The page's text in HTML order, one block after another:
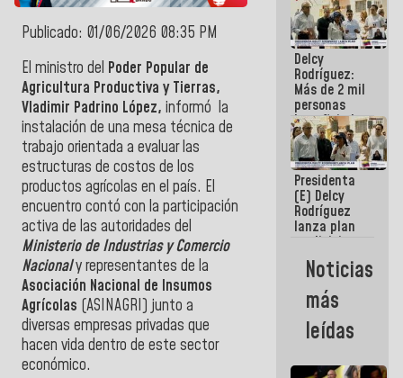
Publicado: 01/06/2026 08:35 PM
El ministro del Poder Popular de
Agricultura Productiva y Tierras,
Vladimir Padrino López, informó la
instalación de una mesa técnica de
trabajo orientada a evaluar las
estructuras de costos de los
productos agrícolas en el país. El
encuentro contó con la participación
activa de las autoridades del
Ministerio de Industrias y Comercio
Nacionaly representantes de la
Asociación Nacional de Insumos
Agrícolas (ASINAGRI) junto a
diversas empresas privadas que
hacen vida dentro de este sector
económico.
Arrendamiento
aprobada
por la AN
Delcy
Rodríguez:
Más de 2 mil
personas
beneficiadas
con planes
para
atención de
emergencia
sísmica en
la última
semana
Presidenta
(E) Delcy
Rodríguez
lanza plan
crediticio
con subsidio
a Juntas de
Condominio
Noticias
más
leídas